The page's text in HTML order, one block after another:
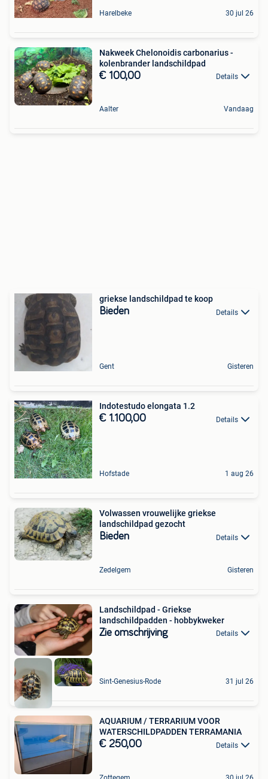
Harelbeke 30 jul 26
Nakweek Chelonoidis carbonarius -
kolenbrander landschildpad
€ 100,00 Details
Aalter Vandaag
griekse landschildpad te koop
Bieden Details
Gent Gisteren
Indotestudo elongata 1.2
€ 1.100,00 Details
Hofstade 1 aug 26
Volwassen vrouwelijke griekse
landschildpad gezocht
Bieden Details
Zedelgem Gisteren
Landschildpad - Griekse
landschildpadden - hobbykweker
Zie omschrijving Details
Sint-Genesius-Rode 31 jul 26
AQUARIUM / TERRARIUM VOOR
WATERSCHILDPADDEN TERRAMANIA
€ 250,00 Details